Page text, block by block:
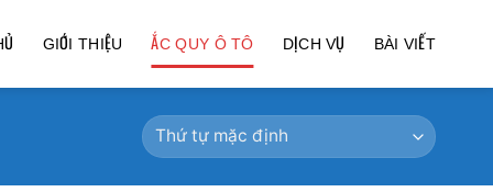
GIỚI THIỆU ẮC QUY Ô TÔ DỊCH VỤ BÀI VIẾT